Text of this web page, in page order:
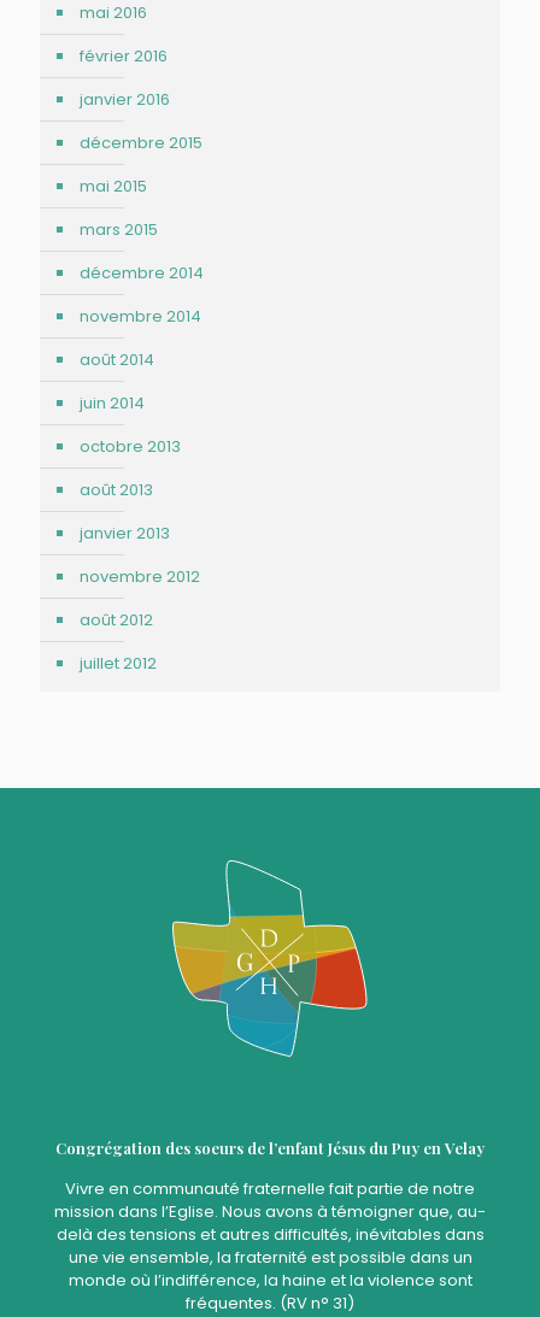
mai 2016
février 2016
janvier 2016
décembre 2015
mai 2015
mars 2015
décembre 2014
novembre 2014
août 2014
juin 2014
octobre 2013
août 2013
janvier 2013
novembre 2012
août 2012
juillet 2012
Congrégation des soeurs de l’enfant Jésus du Puy en Velay
Vivre en communauté fraternelle fait partie de notre
mission dans l’Eglise. Nous avons à témoigner que, au-
delà des tensions et autres difficultés, inévitables dans
une vie ensemble, la fraternité est possible dans un
monde où l’indifférence, la haine et la violence sont
fréquentes. (RV n° 31)